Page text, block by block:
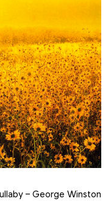
– George Winston